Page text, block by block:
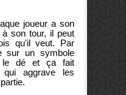
joueur a son
son tour, il peut
qu'il veut. Par
sur un symbole
le dé et ça fait
aggrave les